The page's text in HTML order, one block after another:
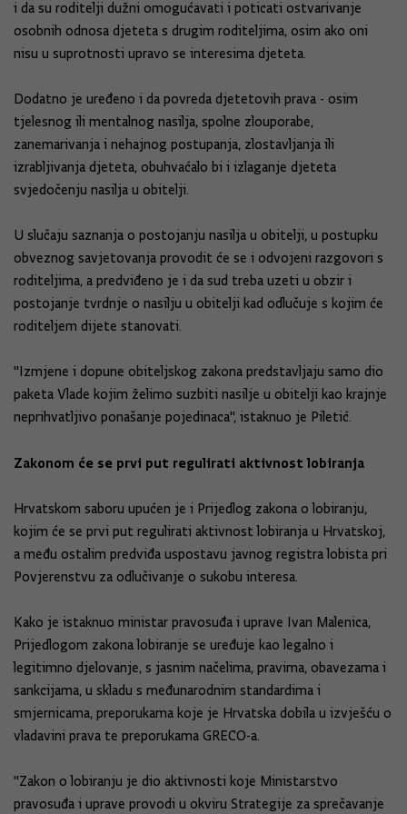
i da su roditelji dužni omogućavati i poticati ostvarivanje
osobnih odnosa djeteta s drugim roditeljima, osim ako oni
nisu u suprotnosti upravo se interesima djeteta.
Dodatno je uređeno i da povreda djetetovih prava - osim
tjelesnog ili mentalnog nasilja, spolne zlouporabe,
zanemarivanja i nehajnog postupanja, zlostavljanja ili
izrabljivanja djeteta, obuhvaćalo bi i izlaganje djeteta
svjedočenju nasilja u obitelji.
U slučaju saznanja o postojanju nasilja u obitelji, u postupku
obveznog savjetovanja provodit će se i odvojeni razgovori s
roditeljima, a predviđeno je i da sud treba uzeti u obzir i
postojanje tvrdnje o nasilju u obitelji kad odlučuje s kojim će
roditeljem dijete stanovati.
"Izmjene i dopune obiteljskog zakona predstavljaju samo dio
paketa Vlade kojim želimo suzbiti nasilje u obitelji kao krajnje
neprihvatljivo ponašanje pojedinaca", istaknuo je Piletić.
Zakonom će se prvi put regulirati aktivnost lobiranja
Hrvatskom saboru upućen je i Prijedlog zakona o lobiranju,
kojim će se prvi put regulirati aktivnost lobiranja u Hrvatskoj,
a među ostalim predviđa uspostavu javnog registra lobista pri
Povjerenstvu za odlučivanje o sukobu interesa.
Kako je istaknuo ministar pravosuđa i uprave Ivan Malenica,
Prijedlogom zakona lobiranje se uređuje kao legalno i
legitimno djelovanje, s jasnim načelima, pravima, obavezama i
sankcijama, u skladu s međunarodnim standardima i
smjernicama, preporukama koje je Hrvatska dobila u izvješću o
vladavini prava te preporukama GRECO-a.
"Zakon o lobiranju je dio aktivnosti koje Ministarstvo
pravosuđa i uprave provodi u okviru Strategije za sprečavanje